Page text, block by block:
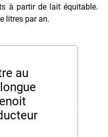
à partir de lait équitable.
litres par an.
au